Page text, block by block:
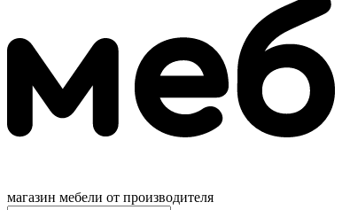
магазин мебели от производителя